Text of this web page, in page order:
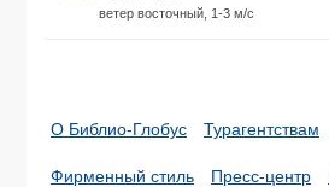
ветер восточный, 1-3 м/с
О Библио-Глобус Турагентствам
Фирменный стиль Пресс-центр